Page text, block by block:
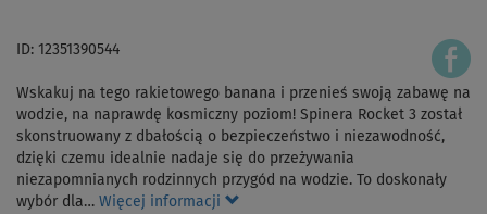
ID: 12351390544
Wskakuj na tego rakietowego banana i przenieś swoją zabawę na
wodzie, na naprawdę kosmiczny poziom! Spinera Rocket 3 został
skonstruowany z dbałością o bezpieczeństwo i niezawodność,
dzięki czemu idealnie nadaje się do przeżywania
niezapomnianych rodzinnych przygód na wodzie. To doskonały
wybór dla… Więcej informacji